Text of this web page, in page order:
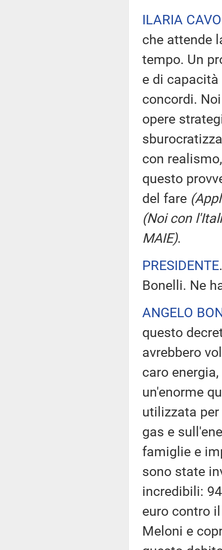
ILARIA CAVO
che attende
tempo. Un
e di
concordi.
opere
con
questo
del fare
(Noi con
MAIE).
PRESIDENTE
Bonelli. Ne
ANGELO
questo
avrebbero
caro
un'enorme
utilizzata
gas e
famiglie e
sono state
incredibili:
euro contro
Meloni e